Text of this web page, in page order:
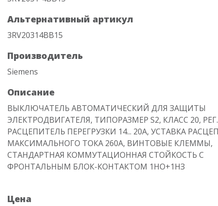
Альтернативный артикул
3RV20314BB15
Производитель
Siemens
Описание
ВЫКЛЮЧАТЕЛЬ АВТОМАТИЧЕСКИЙ ДЛЯ ЗАЩИТЫ
ЭЛЕКТРОДВИГАТЕЛЯ, ТИПОРАЗМЕР S2, КЛАСС 20, РЕГ.
РАСЦЕПИТЕЛЬ ПЕРЕГРУЗКИ 14... 20A, УСТАВКА
МАКСИМАЛЬНОГО ТОКА 260A, ВИНТОВЫЕ КЛЕММЫ,
СТАНДАРТНАЯ КОММУТАЦИОННАЯ СТОЙКОСТЬ С
ФРОНТАЛЬНЫМ БЛОК-КОНТАКТОМ 1НО+1НЗ
Цена